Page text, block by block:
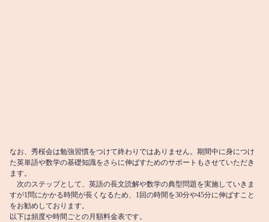
なお、秀桜会は勉強習慣をつけて終わりではありません。期間中に身につけ
た英単語や数学の基礎知識をさらに伸ばすためのサポートもさせていただき
ます。
次のステップとして、英語の長文読解や数学の典型問題を実施していきま
すが1問にかかる時間が長くなるため、1回の時間を30分や45分に伸ばすこと
をお勧めしております。
以下は頻度や時間ごとの月額料金表です。